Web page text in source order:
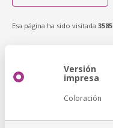
Esa página ha sido visitada 3585
Versión
impresa
Coloración